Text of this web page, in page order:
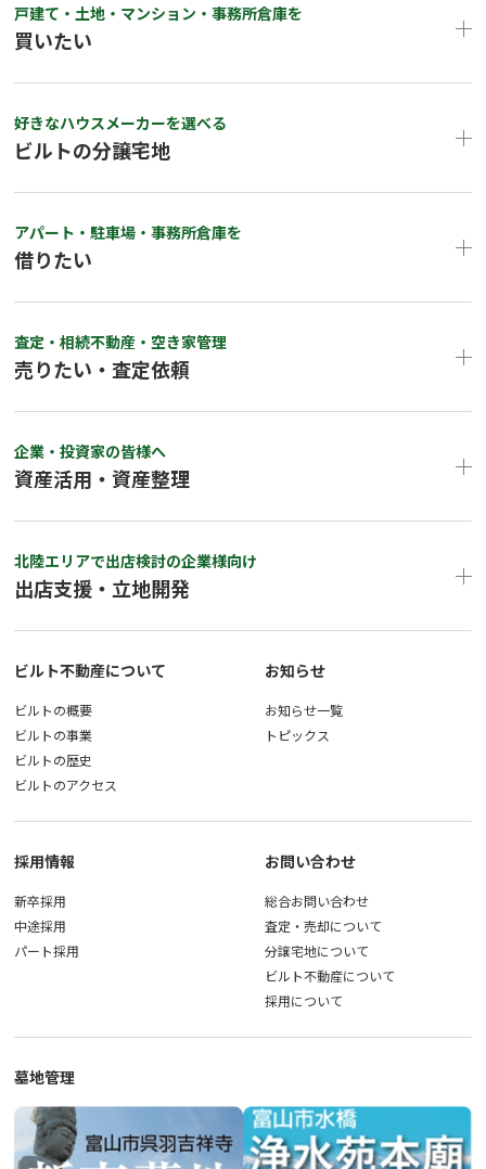
戸建て・土地・マンション・事務所倉庫を
買いたい
好きなハウスメーカーを選べる
ビルトの分譲宅地
アパート・駐車場・事務所倉庫を
借りたい
査定・相続不動産・空き家管理
売りたい・査定依頼
企業・投資家の皆様へ
資産活用・資産整理
北陸エリアで出店検討の企業様向け
出店支援・立地開発
ビルト不動産について
ビルトの概要
ビルトの事業
ビルトの歴史
ビルトのアクセス
お知らせ
お知らせ一覧
トピックス
採用情報
新卒採用
中途採用
パート採用
お問い合わせ
総合お問い合わせ
査定・売却について
分譲宅地について
ビルト不動産について
採用について
墓地管理